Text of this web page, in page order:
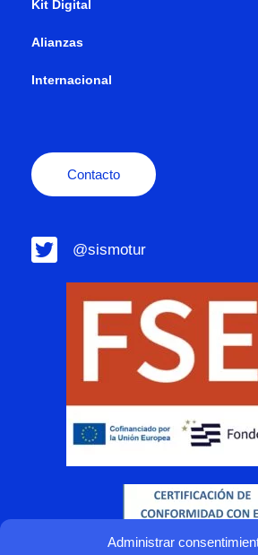
Administrar
Kit Digital
Alianzas
Internacional
Contacto
@sismotur